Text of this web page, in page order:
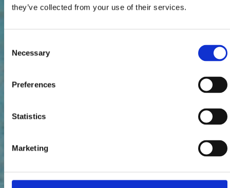
they’ve collected from your use of their services.
Selection
Necessary
Preferences
Statistics
Marketing